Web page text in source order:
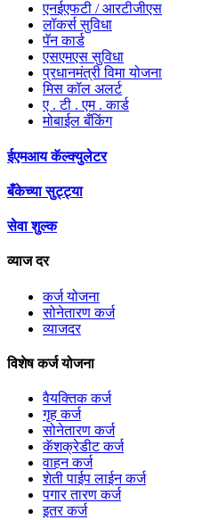
एनईएफटी / आरटीजीएस
लॉकर्स सुविधा
पॅन कार्ड
एसएमएस सुविधा
प्रधानमंत्री विमा योजना
मिस कॉल अलर्ट
ए . टी . एम . कार्ड
मोबाईल बँकिंग
ईएमआय कॅल्क्युलेटर
बँकेच्या सुट्ट्या
सेवा शुल्क
व्याज दर
कर्ज योजना
सोनेतारण कर्ज
व्याजदर
विशेष कर्ज योजना
वैयक्तिक कर्ज
गृह कर्ज
सोनेतारण कर्ज
कॅशक्रेडीट कर्ज
वाहन कर्ज
शेती पाईप लाईन कर्ज
पगार तारण कर्ज
इतर कर्ज